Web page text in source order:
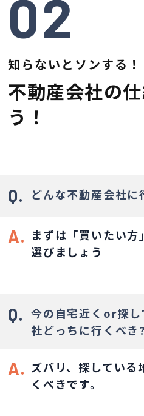
02
知らないとソンする！
不動産会社の
う！
Q. どんな不動産会社に
A. まずは「買いたい
選びましょう
Q. 今の自宅近くor探
社どっちに行くべき?
A. ズバリ、探している
くべきです。